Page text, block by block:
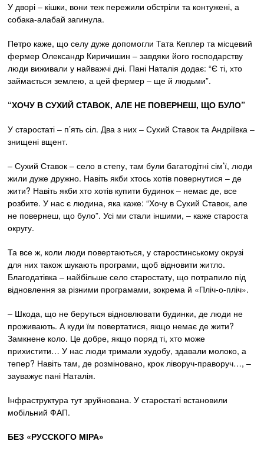
У дворі – кішки, вони теж пережили обстріли та контужені, а
собака-алабай загинула.
Петро каже, що селу дуже допомогли Тата Кеплер та місцевий
фермер Олександр Киричишин – завдяки його господарству
люди виживали у найважчі дні. Пані Наталія додає: “Є ті, хто
займається землею, а цей фермер – ще й людьми”.
“ХОЧУ В СУХИЙ СТАВОК, АЛЕ НЕ ПОВЕРНЕШ, ЩО БУЛО”
У старостаті – п’ять сіл. Два з них – Сухий Ставок та Андріївка –
знищені вщент.
– Сухий Ставок – село в степу, там були багатодітні сім’ї, люди
жили дуже дружно. Навіть якби хтось хотів повернутися – де
жити? Навіть якби хто хотів купити будинок – немає де, все
розбите. У нас є людина, яка каже: “Хочу в Сухий Ставок, але
не повернеш, що було”. Усі ми стали іншими, – каже староста
округу.
Та все ж, коли люди повертаються, у старостинському окрузі
для них також шукають програми, щоб відновити житло.
Благодатівка – найбільше село старостату, що потрапило під
відновлення за різними програмами, зокрема й «Пліч-о-пліч».
– Шкода, що не беруться відновлювати будинки, де люди не
проживають. А куди їм повертатися, якщо немає де жити?
Замкнене коло. Це добре, якщо поряд ті, хто може
прихистити… У нас люди тримали худобу, здавали молоко, а
тепер? Навіть там, де розміновано, крок ліворуч-праворуч…, –
зауважує пані Наталія.
Інфраструктура тут зруйнована. У старостаті встановили
мобільний ФАП.
БЕЗ «РУССКОГО МІРА»